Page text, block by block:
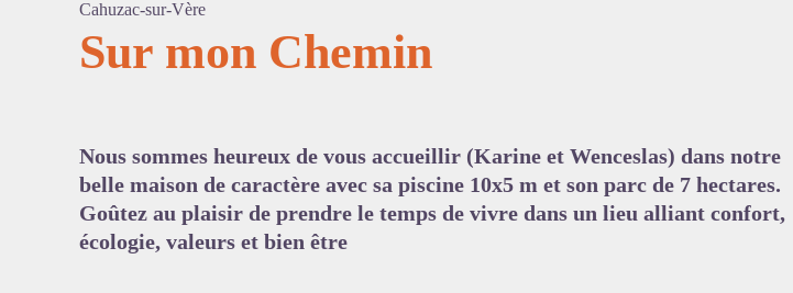
Cahuzac-sur-Vère
Sur mon Chemin
Nous sommes heureux de vous accueillir (Karine et Wenceslas) dans notre
belle maison de caractère avec sa piscine 10x5 m et son parc de 7 hectares.
Goûtez au plaisir de prendre le temps de vivre dans un lieu alliant confort,
écologie, valeurs et bien être